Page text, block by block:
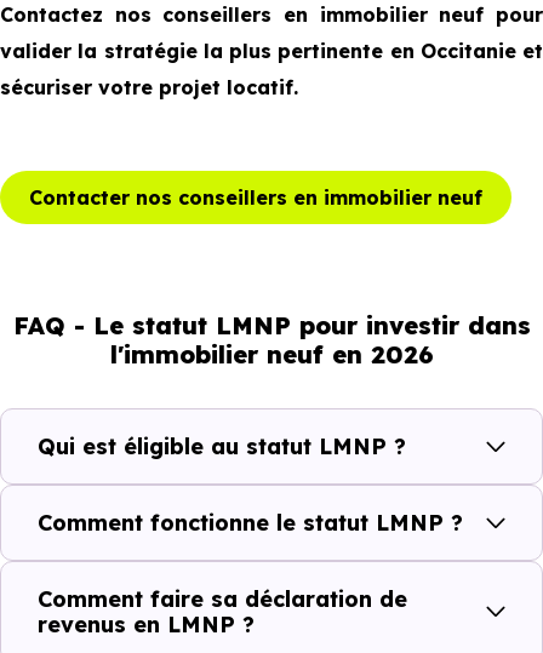
Contactez nos conseillers en immobilier neuf pour
valider la stratégie la plus pertinente en Occitanie et
sécuriser votre projet locatif.
Contacter nos conseillers en immobilier neuf
FAQ - Le statut LMNP pour investir dans
l'immobilier neuf en 2026
Qui est éligible au statut LMNP ?
Comment fonctionne le statut LMNP ?
Comment faire sa déclaration de
revenus en LMNP ?